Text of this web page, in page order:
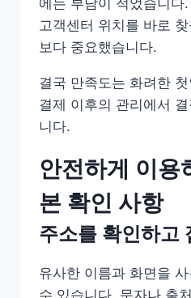
고객센터 위치를 바로
보다 중요했습니다.
결국 만족도는 화려한
결제 이후의 관리에서
니다.
안전하게 이용
본 확인 사항
주소를 확인하고
유사한 이름과 화면을
수 있습니다. 문자나 출